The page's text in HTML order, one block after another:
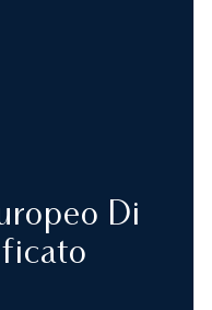
Di